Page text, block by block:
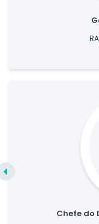
Chefe do